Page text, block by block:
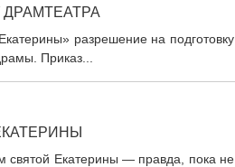
разрешение на подготовку
Приказ...
святой Екатерины — правда, пока не